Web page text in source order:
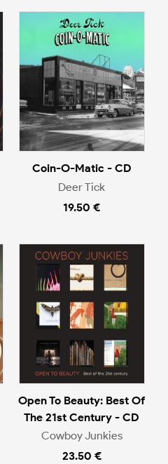
Coin-O-Matic - CD
Deer Tick
19.50 €
Open To Beauty: Best Of
The 21st Century - CD
Cowboy Junkies
23.50 €